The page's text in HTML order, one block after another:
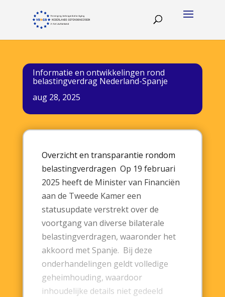
Informatie en ontwikkelingen rond
belastingverdrag Nederland-Spanje
aug 28, 2025
Overzicht en transparantie rondom
belastingverdragen Op 19 februari
2025 heeft de Minister van Financiën
aan de Tweede Kamer een
statusupdate verstrekt over de
voortgang van diverse bilaterale
belastingverdragen, waaronder het
akkoord met Spanje. Bij deze
onderhandelingen geldt volledige
geheimhouding, waardoor
inhoudelijke details niet gedeeld